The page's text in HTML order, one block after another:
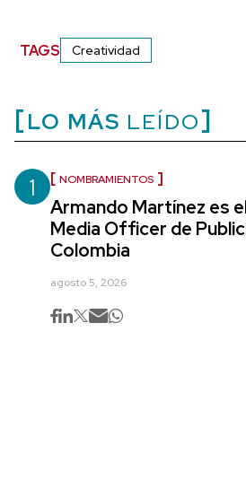
TAGS Creatividad
LO MÁS LEÍDO
1 NOMBRAMIENTOS
Armando Martínez es
Media Officer de
Colombia
agosto 5, 2026